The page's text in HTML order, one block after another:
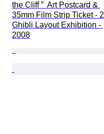
the Cliff ”  Art Postcard &
35mm Film Strip Ticket - 2
Ghibli Layout Exhibition -
2008